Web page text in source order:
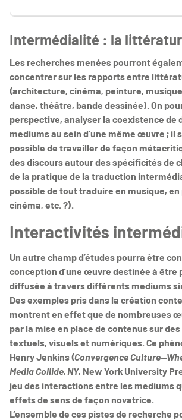
Intermédialité : la
Les recherches menées pourront
concentrer sur les rapports entre
(architecture, cinéma, peinture,
danse, théâtre, bande dessinée). On
perspective, analyser la coexistence de
mediums au sein d’une même œuvre ; il
possible de travailler de façon
des discours autour des spécificités de
de la pratique de la traduction
possible de tout traduire en musique,
cinéma, etc. ?).
Interactivités
Un autre champ d’études pourra être
conception d’une œuvre destinée à être
diffusée à travers différents mediums
Des exemples pris dans la création
montrent en effet que de nombreuses
par la mise en place de contenus sur
textuels, visuels et numériques. Ce
Henry Jenkins (Convergence
Media Collide, NY, New York University
jeu des interactions entre les mediums
effets de sens de façon novatrice.
L’ensemble de ces pistes de recherche